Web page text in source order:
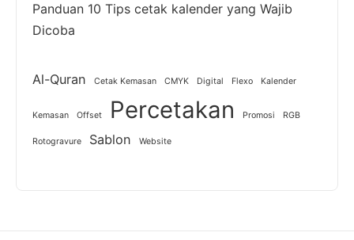
Panduan 10 Tips cetak kalender yang Wajib
Dicoba
Al-Quran Cetak Kemasan CMYK Digital Flexo Kalender
Kemasan Offset Percetakan Promosi RGB
Rotogravure Sablon Website